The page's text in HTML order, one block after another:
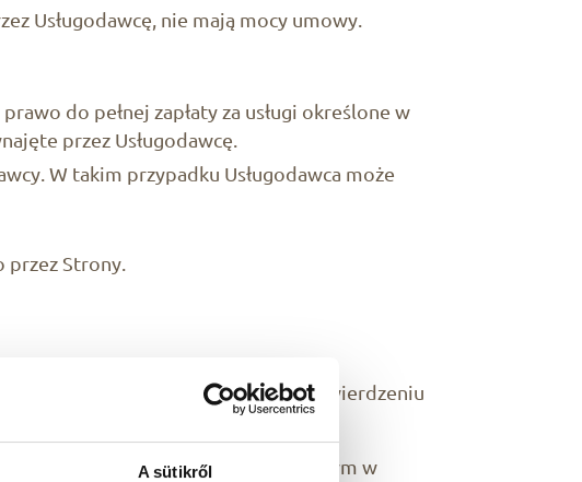
A sütikről
Usługodawcę, nie mają mocy umowy.
do pełnej zapłaty za usługi określone w
przez Usługodawcę.
W takim przypadku Usługodawca może
Strony.
określonych w pisemnym potwierdzeniu
lub innym sposobem określonym w